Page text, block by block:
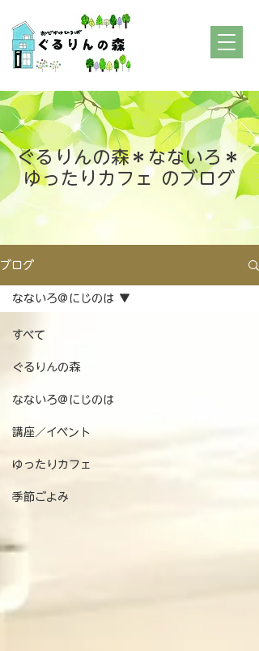
ぐるりんの森＊なないろ＊
ゆったりカフェ のブログ
ブログ
すべて
ぐるりんの森
なないろ＠にじのは
講座／イベント
ゆったりカフェ
季節ごよみ
なないろ＠にじのは